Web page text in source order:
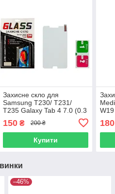
Захисне скло для
Samsung T230/ T231/
T235 Galaxy Tab 4 7.0 (0.3
150₴ 200 ₴
Купити
180
–46%